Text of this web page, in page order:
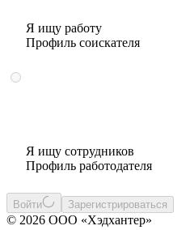
Я ищу работу
Профиль соискателя
Я ищу сотрудников
Профиль работодателя
Войти Зарегистрироваться
© 2026 ООО «Хэдхантер»